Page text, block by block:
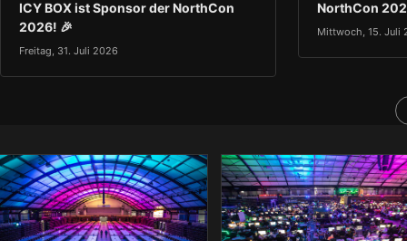
ICY BOX ist Sponsor der NorthCon
2026! 🎉
Freitag, 31. Juli 2026
NorthCon
Mittwoch, 15. Juli